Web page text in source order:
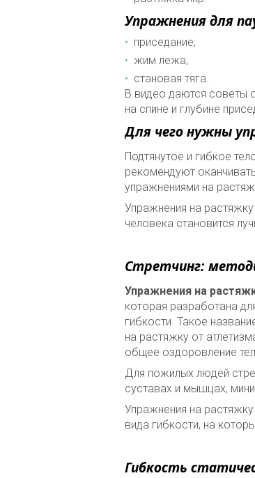
Упражнения для
приседание;
жим лежа;
становая тяга.
В видео даются советы
на спине и глубине
Для чего нужны
Подтянутое и гибкое
рекомендуют
упражнениями на
Упражнения на
человека становится
Стретчинг:
Упражнения на
которая разработана
гибкости. Такое
на растяжку от
общее оздоровление
Для пожилых людей
суставах и мышцах,
Упражнения на
вида гибкости, на
Гибкость